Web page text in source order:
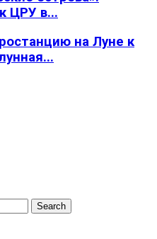
ЦРУ в...
на Луне к
Search